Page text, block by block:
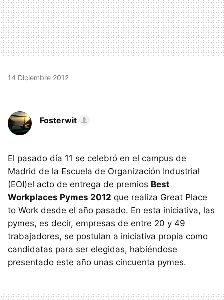
14 Diciembre 2012
Fosterwit
El pasado día 11 se celebró en el campus de
Madrid de la Escuela de Organización Industrial
(EOI)el acto de entrega de premios Best
Workplaces Pymes 2012 que realiza Great Place
to Work desde el año pasado. En esta iniciativa, las
pymes, es decir, empresas de entre 20 y 49
trabajadores, se postulan a iniciativa propia como
candidatas para ser elegidas, habiéndose
presentado este año unas cincuenta pymes.